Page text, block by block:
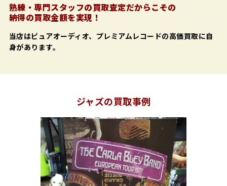
熟練・専門スタッフの買取査定だからこその
納得の買取金額を実現！
当店はピュアオーディオ、プレミアムレコードの高価買取に自
身があります。
ジャズの買取事例